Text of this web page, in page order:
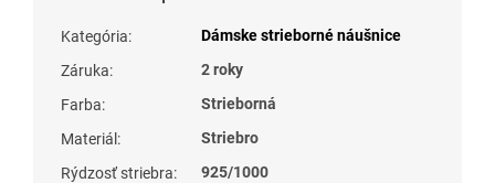
Kategória:
Dámske strieborné náušnice
Záruka:
2 roky
Farba:
Strieborná
Materiál :
Striebro
Rýdzosť striebra:
925/1000